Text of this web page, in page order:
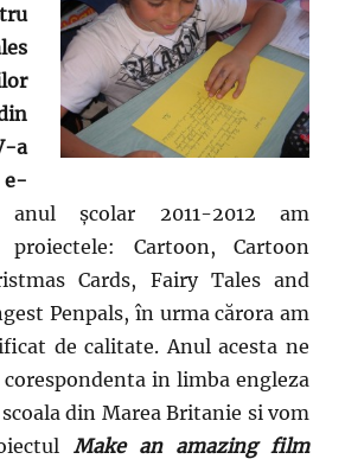
a
e-
școlar 2011-2012 am
Cartoon, Cartoon
Cards, Fairy Tales and
Penpals, în urma cărora am
de calitate. Anul acesta ne
in limba engleza
din Marea Britanie si vom
Make an amazing film